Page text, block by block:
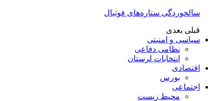
سالخوردگی ستاره‌های فوتبال
قبلی بعدی
سیاسی و امنیتی
نظامی دفاعی
انتخابات لرستان
اقتصادی
بورس
اجتماعی
محیط زیست